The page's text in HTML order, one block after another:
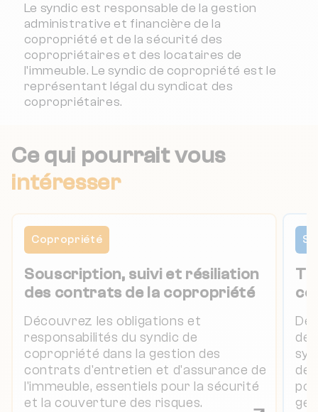
Le syndic est responsable de la gestion
administrative et financière de la
copropriété et de la sécurité des
copropriétaires et des locataires de
l'immeuble. Le syndic de copropriété est le
représentant légal du syndicat des
copropriétaires.
Ce qui pourrait vous
intéresser
Copropriété
Souscription, suivi et résiliation
des contrats de la copropriété
Découvrez les obligations et
responsabilités du syndic de
copropriété dans la gestion des
contrats d'entretien et d'assurance de
l'immeuble, essentiels pour la sécurité
et la couverture des risques.
de
de